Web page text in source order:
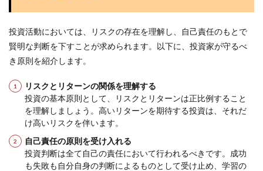
投資活動においては、リスクの存在を理解し、自己責任のもとで
賢明な判断を下すことが求められます。以下に、投資家が守るべ
き原則を紹介します。
リスクとリターンの関係を理解する
投資の基本原則として、リスクとリターンは正比例すること
を理解しましょう。高いリターンを期待する投資は、それだ
け高いリスクを伴います。
自己責任の原則を受け入れる
投資判断は全て自己の責任において行われるべきです。成功
も失敗も自分自身の判断によるものとして受け止め、学習の